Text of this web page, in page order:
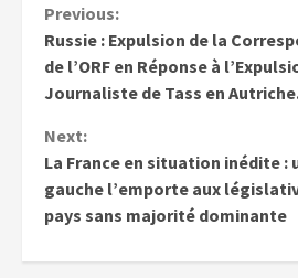
Previous:
Russie : Expulsion de la
de l’ORF en Réponse à
Journaliste de Tass en
Next:
La France en situation inédite :
gauche l’emporte aux
pays sans majorité dominante